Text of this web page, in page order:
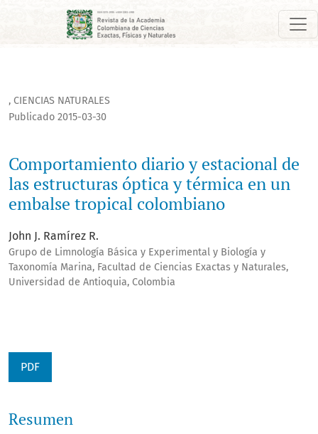
Comportamiento diario y estacional de las estructuras
, CIENCIAS NATURALES
Comportamiento diario y estacional de
las estructuras óptica y térmica en un
embalse tropical colombiano
Publicado 2015-03-30
John J. Ramírez R.
Grupo de Limnología Básica y Experimental y Biología y
Taxonomía Marina, Facultad de Ciencias Exactas y Naturales,
Universidad de Antioquia, Colombia
PDF
Resumen